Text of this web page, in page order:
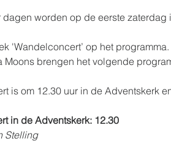
worden op de eerste
'Wandelconcert’ op het
brengen het volgende
is om 12.30 uur in de Adventskerk
in de Adventskerk: 12.30
Stelling